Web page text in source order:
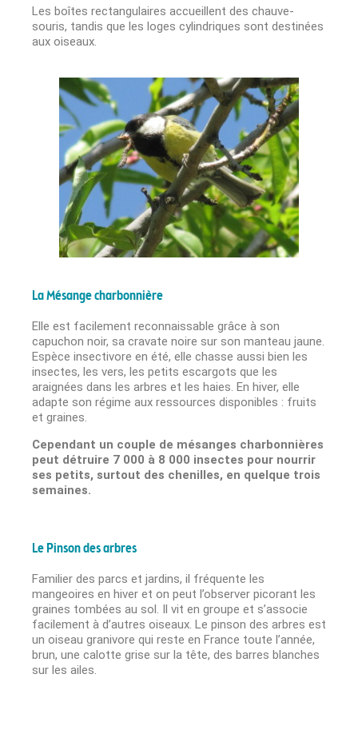
Les boîtes rectangulaires accueillent des chauve-
souris, tandis que les loges cylindriques sont destinées
aux oiseaux.
La Mésange charbonnière
Elle est facilement reconnaissable grâce à son
capuchon noir, sa cravate noire sur son manteau jaune.
Espèce insectivore en été, elle chasse aussi bien les
insectes, les vers, les petits escargots que les
araignées dans les arbres et les haies. En hiver, elle
adapte son régime aux ressources disponibles : fruits
et graines.
Cependant un couple de mésanges charbonnières
peut détruire 7 000 à 8 000 insectes pour nourrir
ses petits, surtout des chenilles, en quelque trois
semaines.
Le Pinson des arbres
Familier des parcs et jardins, il fréquente les
mangeoires en hiver et on peut l’observer picorant les
graines tombées au sol. Il vit en groupe et s’associe
facilement à d’autres oiseaux. Le pinson des arbres est
un oiseau granivore qui reste en France toute l’année,
brun, une calotte grise sur la tête, des barres blanches
sur les ailes.